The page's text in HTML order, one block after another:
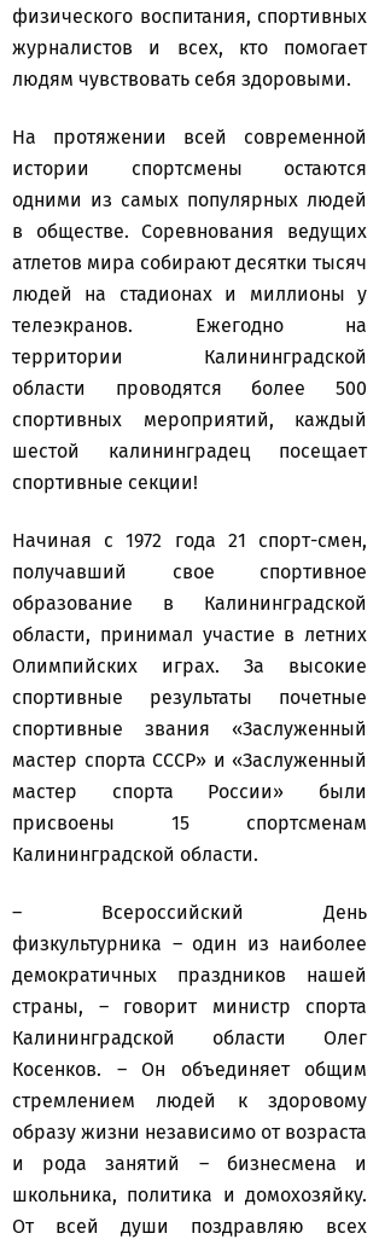
физического воспитания, спортивных
журналистов и всех, кто помогает
людям чувствовать себя здоровыми.
На протяжении всей современной
истории спортсмены остаются
одними из самых популярных людей
в обществе. Соревнования ведущих
атлетов мира собирают десятки тысяч
людей на стадионах и миллионы у
телеэкранов. Ежегодно на
территории Калининградской
области проводятся более 500
спортивных мероприятий, каждый
шестой калининградец посещает
спортивные секции!
Начиная с 1972 года 21 спорт-смен,
получавший свое спортивное
образование в Калининградской
области, принимал участие в летних
Олимпийских играх. За высокие
спортивные результаты почетные
спортивные звания «Заслуженный
мастер спорта СССР» и «Заслуженный
мастер спорта России» были
присвоены 15 спортсменам
Калининградской области.
– Всероссийский День
физкультурника – один из наиболее
демократичных праздников нашей
страны, – говорит министр спорта
Калининградской области Олег
Косенков. – Он объединяет общим
стремлением людей к здоровому
образу жизни независимо от возраста
и рода занятий – бизнесмена и
школьника, политика и домохозяйку.
От всей души поздравляю всех